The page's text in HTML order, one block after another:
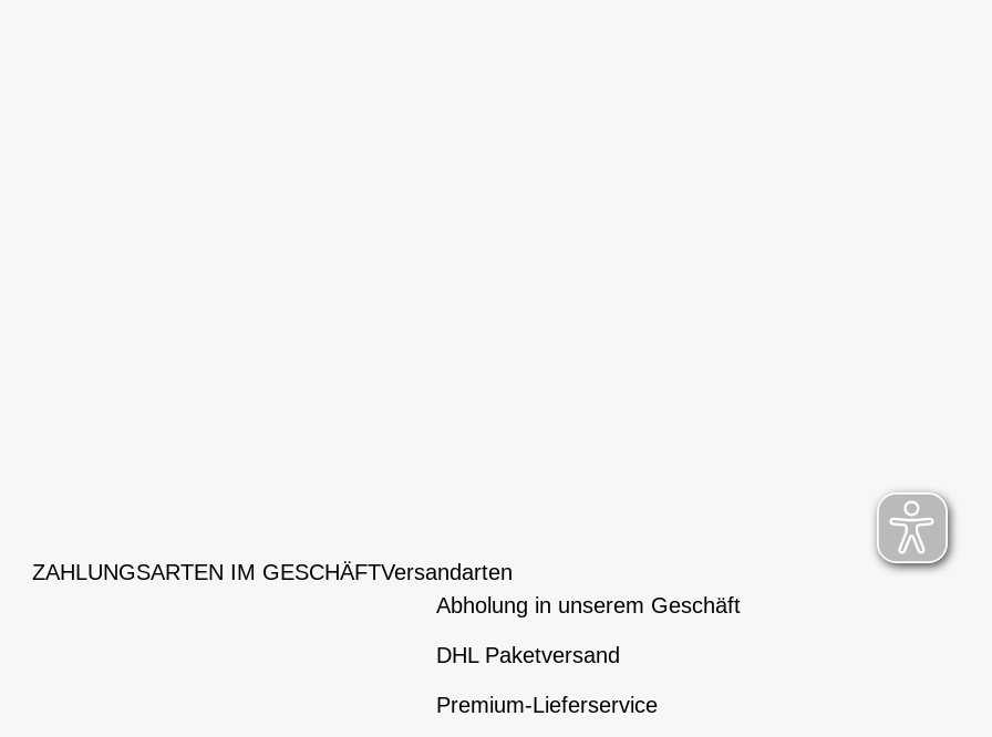
ZAHLUNGSARTEN IM GESCHÄFTVersandarten
Abholung in unserem Geschäft
DHL Paketversand
Premium-Lieferservice